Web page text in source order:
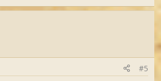
#5